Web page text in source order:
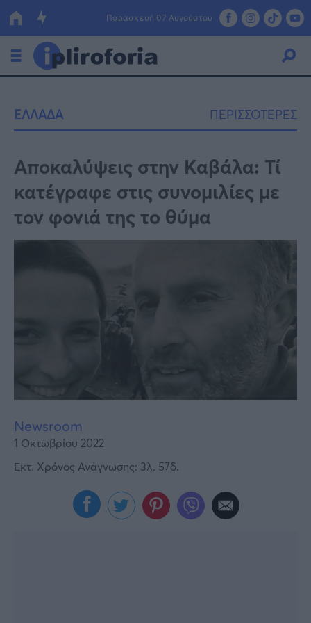
Παρασκευή 07 Αυγούστου
Οικονομία
Πολιτική
Τράπεζες
Επιδοτήσεις
Κόσμος
Lifestyle
Αθλητικά
ΕΛΛΑΔΑ ΠΕΡΙΣΣΟΤΕΡΕΣ
Αποκαλύψεις στην Καβάλα: Τί
κατέγραφε στις συνομιλίες με
τον φονιά της το θύμα
Newsroom
1 Οκτωβρίου 2022
Εκτ. Χρόνος Ανάγνωσης: 3λ. 57δ.